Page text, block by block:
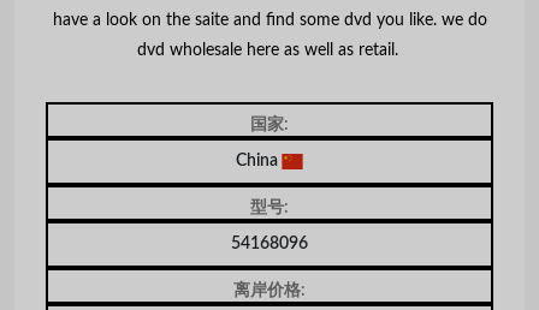
have a look on the saite and find some dvd you like. we do
dvd wholesale here as well as retail.
国家:
China
型号:
54168096
离岸价格: